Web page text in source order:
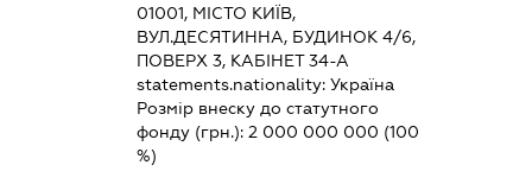
01001, МІСТО КИЇВ,
ВУЛ.ДЕСЯТИННА, БУДИНОК 4/6,
ПОВЕРХ 3, КАБІНЕТ 34-А
statements.nationality: Україна
Розмір внеску до статутного
фонду (грн.): 2 000 000 000 (100
%)